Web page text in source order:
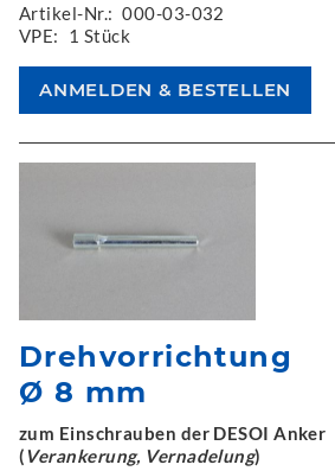
Artikel-Nr.: 000-03-032
VPE:
1 Stück
Drehvorrichtung
Ø 8 mm
zum Einschrauben der DESOI Anker
(Verankerung, Vernadelung)